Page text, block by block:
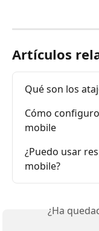
Artículos
Qué son los
Cómo
mobile
¿Puedo usar
mobile?
¿Ha